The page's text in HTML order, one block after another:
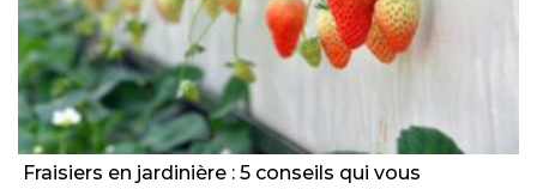
Fraisiers en jardinière : 5 conseils qui vous